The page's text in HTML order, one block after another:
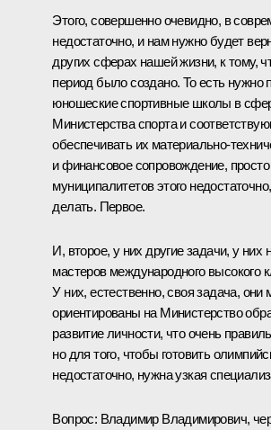
Этого, совершенно очевидно, в
недостаточно, и нам нужно будет
других сферах нашей жизни, к тому,
период было создано. То есть нужно
юношеские спортивные школы в
Министерства спорта и
обеспечивать их материально-
и финансовое сопровождение,
муниципалитетов этого
делать. Первое.
И, второе, у них другие задачи, у них
мастеров международного высокого
У них, естественно, своя задача, они
ориентированы на Министерство
развитие личности, что очень
но для того, чтобы готовить
недостаточно, нужна узкая
Вопрос: Владимир Владимирович,